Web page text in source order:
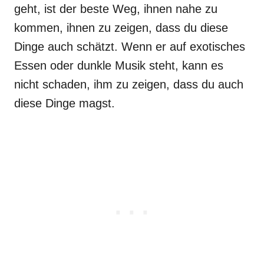
geht, ist der beste Weg, ihnen nahe zu
kommen, ihnen zu zeigen, dass du diese
Dinge auch schätzt. Wenn er auf exotisches
Essen oder dunkle Musik steht, kann es
nicht schaden, ihm zu zeigen, dass du auch
diese Dinge magst.